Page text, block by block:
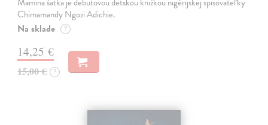
Chimamandy Ngozi Adichie.
Na sklade ?
14,25 €
15,00 € ?